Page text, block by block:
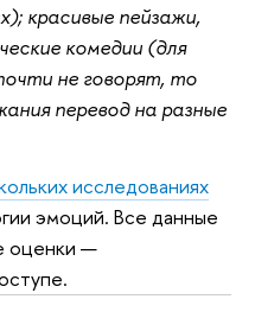
красивые пейзажи,
комедии (для
не говорят, то
перевод на разные
исследованиях
эмоций. Все данные
оценки —